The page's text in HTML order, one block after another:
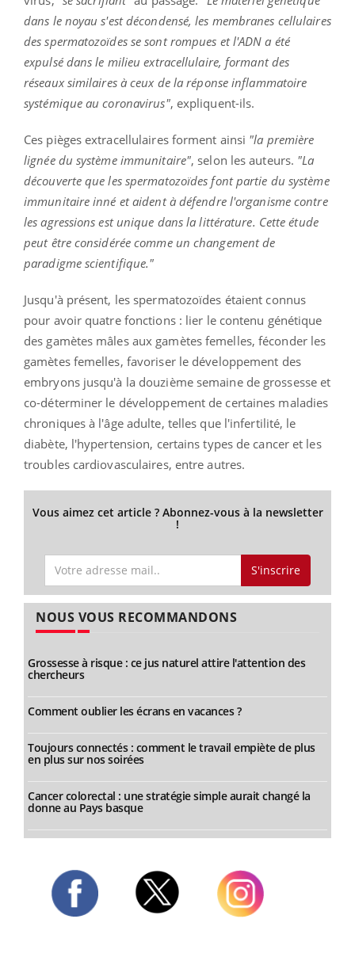
dans le noyau s'est décondensé, les membranes cellulaires
des spermatozoïdes se sont rompues et l'ADN a été
expulsé dans le milieu extracellulaire, formant des
réseaux similaires à ceux de la réponse inflammatoire
systémique au coronavirus", expliquent-ils.
Ces pièges extracellulaires forment ainsi "la première
lignée du système immunitaire", selon les auteurs. "La
découverte que les spermatozoïdes font partie du système
immunitaire inné et aident à défendre l'organisme contre
les agressions est unique dans la littérature. Cette étude
peut être considérée comme un changement de
paradigme scientifique."
Jusqu'à présent, les spermatozoïdes étaient connus
pour avoir quatre fonctions : lier le contenu génétique
des gamètes mâles aux gamètes femelles, féconder les
gamètes femelles, favoriser le développement des
embryons jusqu'à la douzième semaine de grossesse et
co-déterminer le développement de certaines maladies
chroniques à l'âge adulte, telles que l'infertilité, le
diabète, l'hypertension, certains types de cancer et les
troubles cardiovasculaires, entre autres.
Vous aimez cet article ? Abonnez-vous à la newsletter
!
S'inscrire
NOUS VOUS RECOMMANDONS
Grossesse à risque : ce jus naturel attire l'attention des
chercheurs
Comment oublier les écrans en vacances ?
Toujours connectés : comment le travail empiète de plus
en plus sur nos soirées
Cancer colorectal : une stratégie simple aurait changé la
donne au Pays basque